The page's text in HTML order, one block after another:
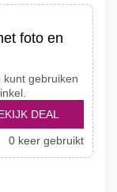
foto en
kunt gebruiken
DEAL
0 keer gebruikt